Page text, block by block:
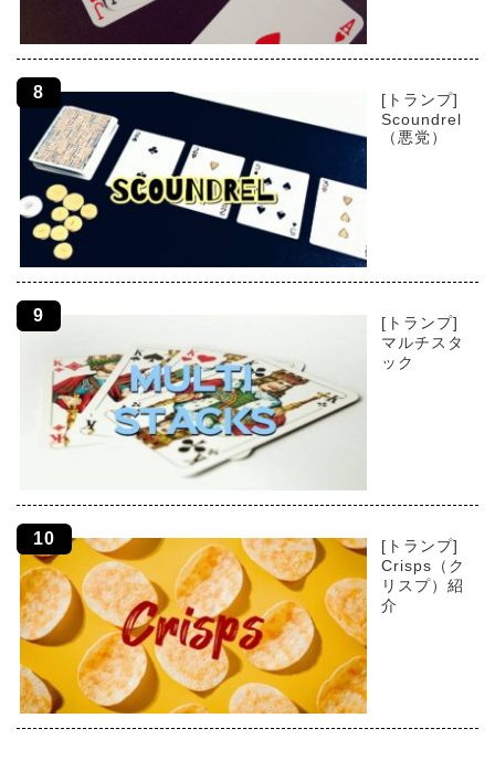
[トランプ]
Scoundrel
（悪党）
[トランプ]
マルチスタ
ック
[トランプ]
Crisps（ク
リスプ）紹
介